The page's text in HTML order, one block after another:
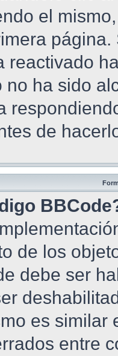
el
reactivado
no ha sido
de
de los
debe ser
es similar
entre